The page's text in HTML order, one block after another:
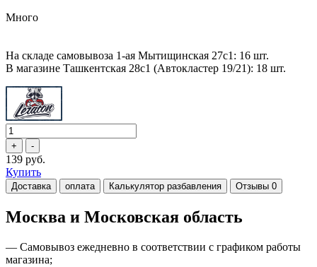
Много
На складе самовывоза 1-ая Мытищинская 27с1: 16 шт.
В магазине Ташкентская 28с1 (Автокластер 19/21): 18 шт.
139 руб.
Купить
Доставка оплата Калькулятор разбавления Отзывы 0
Москва и Московская область
— Самовывоз ежедневно в соответствии с графиком работы
магазина;